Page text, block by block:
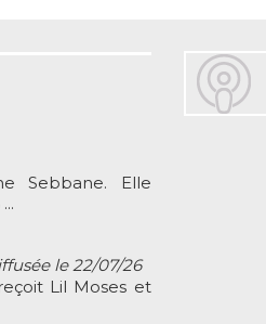
Sebbane. Elle
le 22/07/26
Lil Moses et